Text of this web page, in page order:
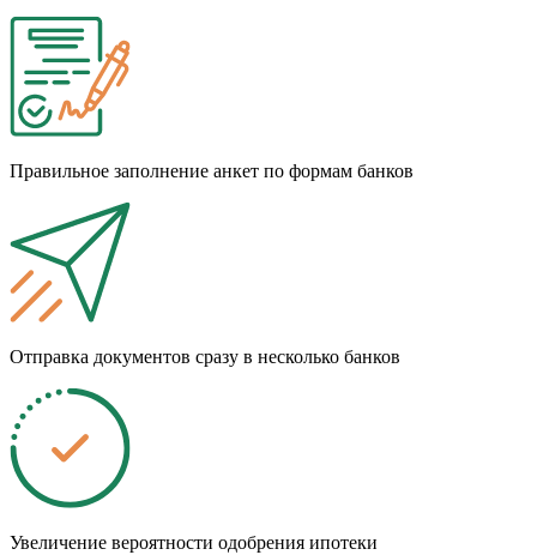
Правильное заполнение анкет по формам банков
Отправка документов сразу в несколько банков
Увеличение вероятности одобрения ипотеки